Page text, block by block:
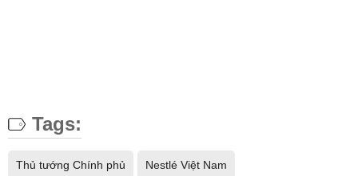
Tags:
Thủ tướng Chính phủ Nestlé Việt Nam